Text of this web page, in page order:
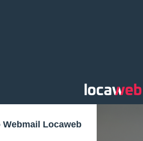
Webmail Locaweb